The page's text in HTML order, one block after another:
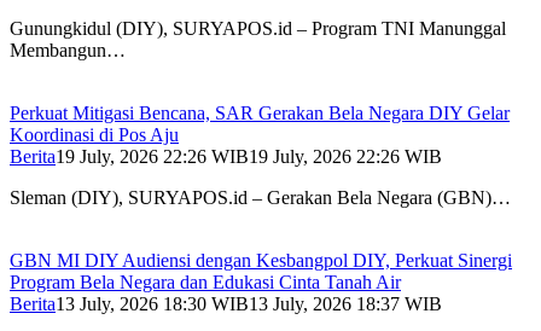
Gunungkidul (DIY), SURYAPOS.id – Program TNI Manunggal
Membangun…
Perkuat Mitigasi Bencana, SAR Gerakan Bela Negara DIY Gelar
Koordinasi di Pos Aju
Berita19 July, 2026 22:26 WIB19 July, 2026 22:26 WIB
Sleman (DIY), SURYAPOS.id – Gerakan Bela Negara (GBN)…
GBN MI DIY Audiensi dengan Kesbangpol DIY, Perkuat Sinergi
Program Bela Negara dan Edukasi Cinta Tanah Air
Berita13 July, 2026 18:30 WIB13 July, 2026 18:37 WIB